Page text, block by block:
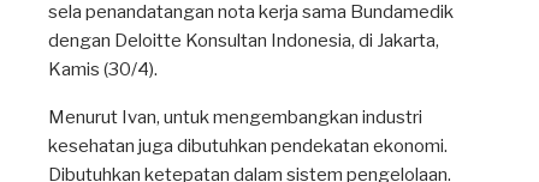
sela penandatangan nota kerja sama Bundamedik
dengan Deloitte Konsultan Indonesia, di Jakarta,
Kamis (30/4).
Menurut Ivan, untuk mengembangkan industri
kesehatan juga dibutuhkan pendekatan ekonomi.
Dibutuhkan ketepatan dalam sistem pengelolaan.